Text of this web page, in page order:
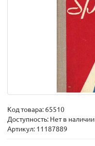
Код товара: 65510
Доступность: Нет в наличии
Артикул: 11187889